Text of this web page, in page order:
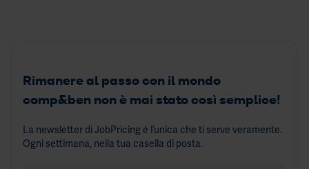
Rimanere al passo con il mondo
comp&ben non è mai stato così semplice!
La newsletter di JobPricing è l’unica che ti serve veramente.
Ogni settimana, nella tua casella di posta.